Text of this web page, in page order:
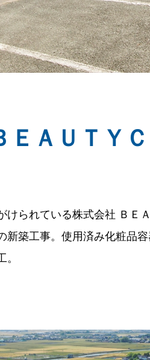
ＥＡＵＴＹＣ
けられている株式会社 ＢＥ
築工事。使用済み化粧品